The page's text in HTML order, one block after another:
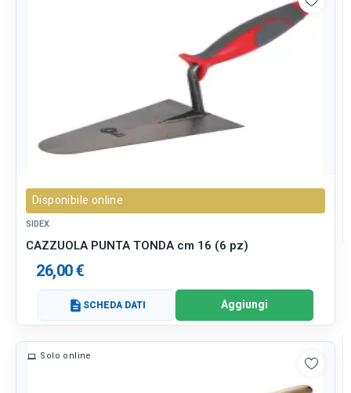
Disponibile online
SIDEX
CAZZUOLA PUNTA TONDA cm 16 (6 pz)
26,00 €
description SCHEDA DATI Aggiungi
Solo online